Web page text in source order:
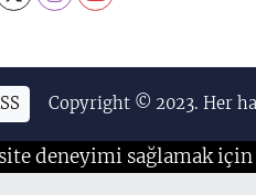
Copyright © 2023. Her
deneyimi sağlamak